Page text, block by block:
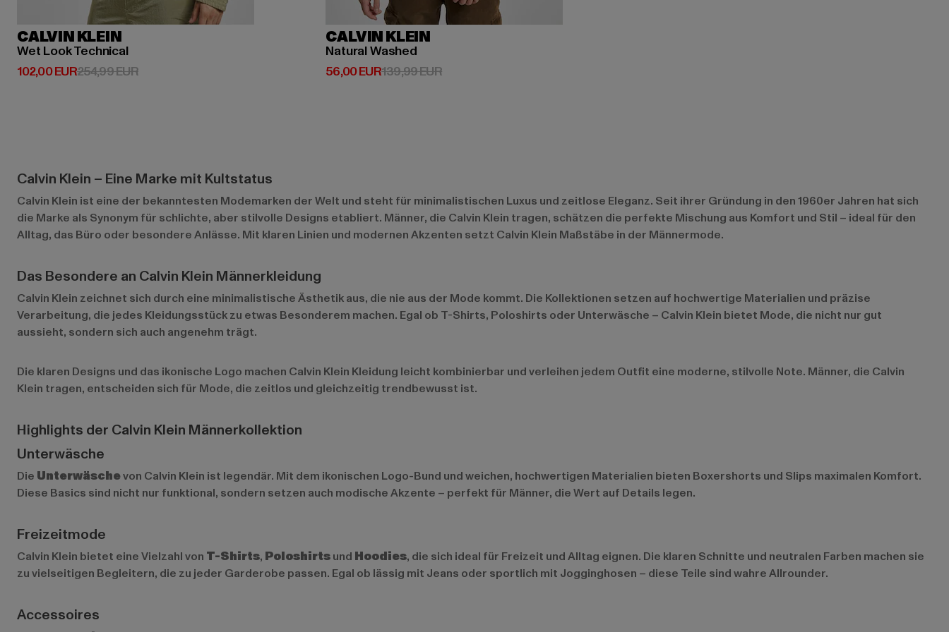
CALVIN KLEIN
Wet Look Technical
102,00 EUR
Derzeitiger Preis: 102,00 EUR
254,99 EURAktionspreis: 254,99 EUR
CALVIN KLEIN
Natural Washed
56,00 EUR
Derzeitiger Preis: 56,00 EUR
139,99 EURAktionspreis: 139,99 EUR
Calvin Klein – Eine Marke mit Kultstatus
Calvin Klein ist eine der bekanntesten Modemarken der Welt und steht für minimalistischen Luxus und zeitlose Eleganz. Seit ihrer Gründung in den 1960er Jahren hat sich
die Marke als Synonym für schlichte, aber stilvolle Designs etabliert. Männer, die Calvin Klein tragen, schätzen die perfekte Mischung aus Komfort und Stil – ideal für den
Alltag, das Büro oder besondere Anlässe. Mit klaren Linien und modernen Akzenten setzt Calvin Klein Maßstäbe in der Männermode.
Das Besondere an Calvin Klein Männerkleidung
Calvin Klein zeichnet sich durch eine minimalistische Ästhetik aus, die nie aus der Mode kommt. Die Kollektionen setzen auf hochwertige Materialien und präzise
Verarbeitung, die jedes Kleidungsstück zu etwas Besonderem machen. Egal ob T-Shirts, Poloshirts oder Unterwäsche – Calvin Klein bietet Mode, die nicht nur gut
aussieht, sondern sich auch angenehm trägt.
Die klaren Designs und das ikonische Logo machen Calvin Klein Kleidung leicht kombinierbar und verleihen jedem Outfit eine moderne, stilvolle Note. Männer, die Calvin
Klein tragen, entscheiden sich für Mode, die zeitlos und gleichzeitig trendbewusst ist.
Highlights der Calvin Klein Männerkollektion
Unterwäsche
Die Unterwäschevon Calvin Klein ist legendär. Mit dem ikonischen Logo-Bund und weichen, hochwertigen Materialien bieten Boxershorts und Slips maximalen Komfort.
Diese Basics sind nicht nur funktional, sondern setzen auch modische Akzente – perfekt für Männer, die Wert auf Details legen.
Freizeitmode
Calvin Klein bietet eine Vielzahl von T-Shirts, Poloshirtsund Hoodies, die sich ideal für Freizeit und Alltag eignen. Die klaren Schnitte und neutralen Farben machen sie
zu vielseitigen Begleitern, die zu jeder Garderobe passen. Egal ob lässig mit Jeans oder sportlich mit Jogginghosen – diese Teile sind wahre Allrounder.
Accessoires